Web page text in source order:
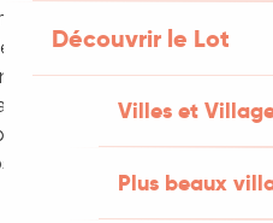
Découvrir le Lot
Villes et
Plus beaux
restauré, dans le
matériaux nobles, La
bordure du village de
du Lot et du
sa configuration,
un accueil pour 2 à 8